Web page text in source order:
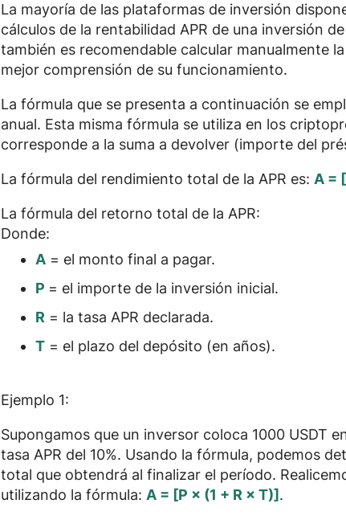
La mayoría de las plataformas de inversión
cálculos de la rentabilidad APR de una inversión
también es recomendable calcular manualmente
mejor comprensión de su funcionamiento.
La fórmula que se presenta a continuación se
anual. Esta misma fórmula se utiliza en los
corresponde a la suma a devolver (importe del
La fórmula del rendimiento total de la APR es: A =
La fórmula del retorno total de la APR:
Donde:
A= el monto final a pagar.
P = el importe de la inversión inicial.
R = la tasa APR declarada.
T= el plazo del depósito (en años).
Ejemplo 1:
Supongamos que un inversor coloca 1000 USDT
tasa APR del 10%. Usando la fórmula, podemos
total que obtendrá al finalizar el período.
utilizando la fórmula: A = [P × (1 + R × T)] .